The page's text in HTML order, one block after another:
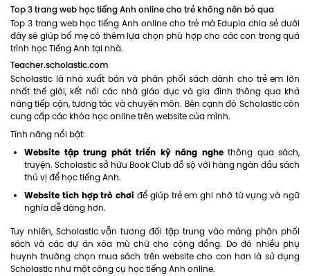
Top 3 trang web học tiếng Anh online cho trẻ không nên bỏ qua
Top 3 trang web học tiếng Anh online cho trẻ mà Edupia chia sẻ dưới
đây sẽ giúp bố mẹ có thêm lựa chọn phù hợp cho các con trong quá
trình học Tiếng Anh tại nhà.
Teacher.scholastic.com
Scholastic là nhà xuất bản và phân phối sách dành cho trẻ em lớn
nhất thế giới, kết nối các nhà giáo dục và gia đình thông qua khả
năng tiếp cận, tương tác và chuyên môn. Bên cạnh đó Scholastic còn
cung cấp các khóa học online trên website của mình.
Tính năng nổi bật:
Website tập trung phát triển kỹ năng nghethông qua sách,
truyện. Scholastic sở hữu Book Club đồ sộ với hàng ngàn đầu sách
thú vị để học tiếng Anh.
Website tích hợp trò chơi để giúp trẻ em ghi nhớ từ vựng và ngữ
nghĩa dễ dàng hơn.
Tuy nhiên, Scholastic vẫn tương đối tập trung vào mảng phân phối
sách và các dự án xóa mù chữ cho cộng đồng. Do đó nhiều phụ
huynh thường chọn mua sách trên website cho con hơn là sử dụng
Scholastic như một công cụ học tiếng Anh online.